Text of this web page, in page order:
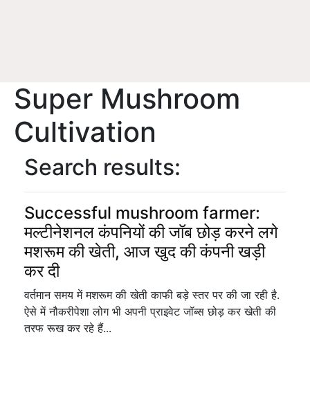
Super Mushroom
Cultivation
Search results:
Successful mushroom farmer:
मल्टीनेशनल कंपनियों की जॉब छोड़ करने लगे
मशरूम की खेती, आज खुद की कंपनी खड़ी
कर दी
वर्तमान समय में मशरूम की खेती काफी बड़े स्तर पर की जा रही है.
ऐसे में नौकरीपेशा लोग भी अपनी प्राइवेट जॉब्स छोड़ कर खेती की
तरफ रूख कर रहे हैं...